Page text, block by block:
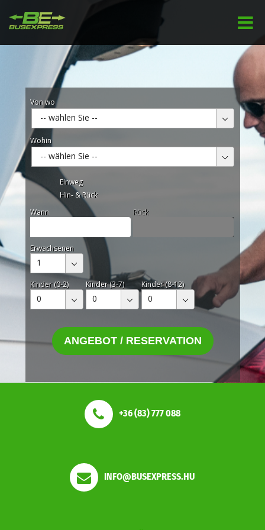
Von wo
-- wählen Sie --
Wohin
-- wählen Sie --
Einweg
Hin- & Rück
Wann
Rück
Erwachsenen
1
Kinder (0-2)
0
Kinder (3-7)
0
Kinder (8-12)
0
ANGEBOT / RESERVATION
+36 (83) 777 088
INFO@BUSEXPRESS.HU